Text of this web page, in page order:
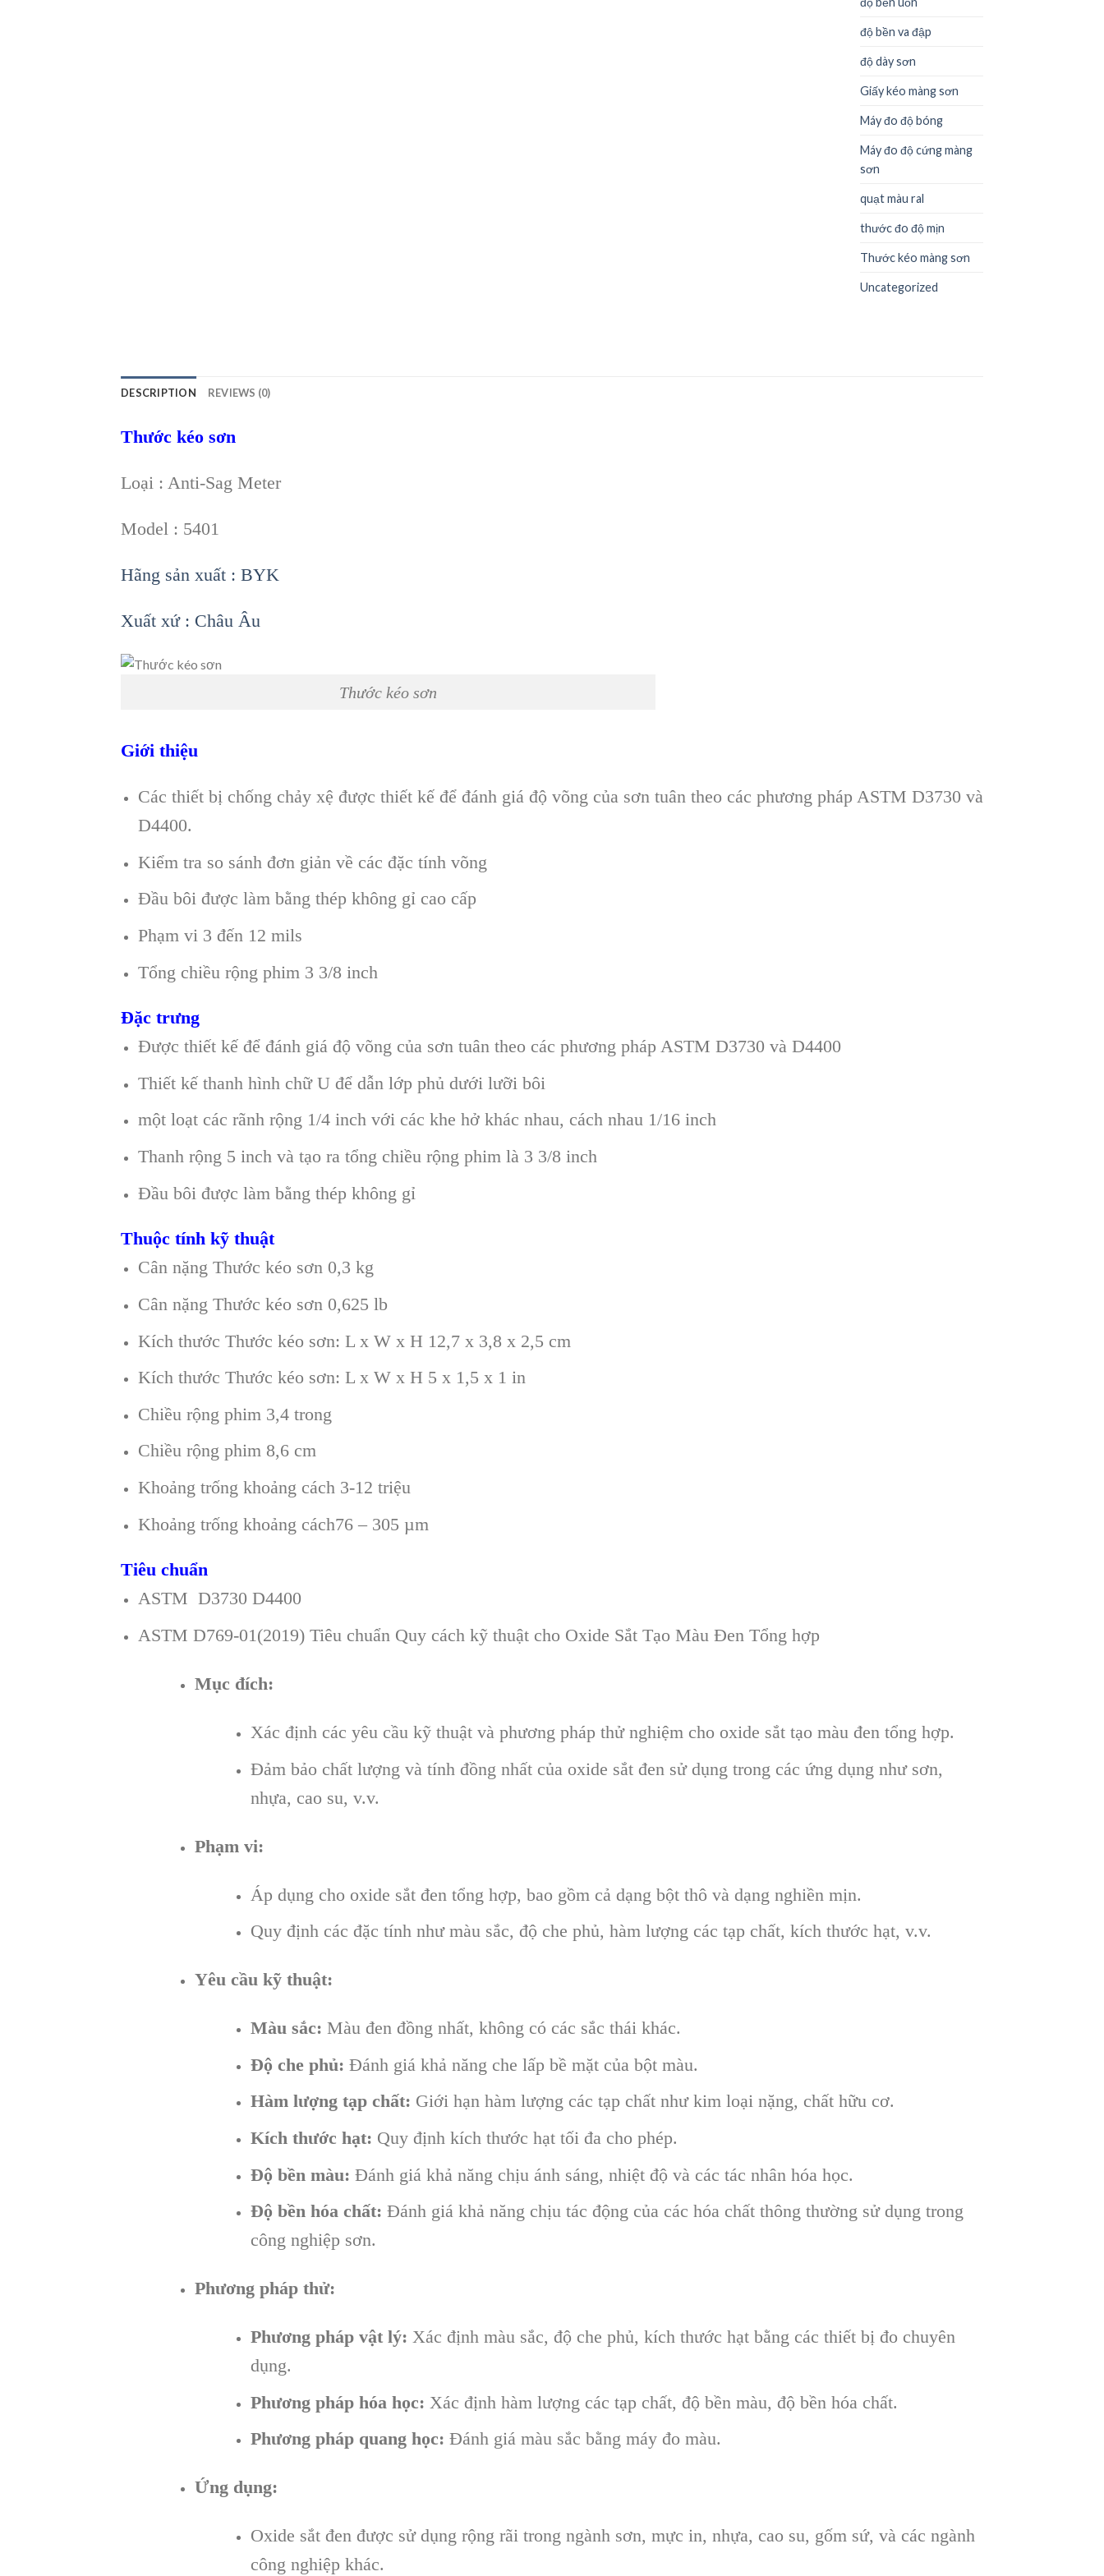
độ bền va đập
độ dày sơn
Giấy kéo màng sơn
Máy đo độ bóng
Máy đo độ cứng màng
sơn
quạt màu ral
thước đo độ mịn
Thước kéo màng sơn
Uncategorized
DESCRIPTION REVIEWS (0)
Thước kéo sơn
Loại : Anti-Sag Meter
Model : 5401
Hãng sản xuất : BYK
Xuất xứ : Châu Âu
Thước kéo sơn
Giới thiệu
Các thiết bị chống chảy xệ được thiết kế để đánh giá độ võng của sơn tuân theo các phương pháp ASTM D3730 và
D4400.
Kiểm tra so sánh đơn giản về các đặc tính võng
Đầu bôi được làm bằng thép không gỉ cao cấp
Phạm vi 3 đến 12 mils
Tổng chiều rộng phim 3 3/8 inch
Đặc trưng
Được thiết kế để đánh giá độ võng của sơn tuân theo các phương pháp ASTM D3730 và D4400
Thiết kế thanh hình chữ U để dẫn lớp phủ dưới lưỡi bôi
một loạt các rãnh rộng 1/4 inch với các khe hở khác nhau, cách nhau 1/16 inch
Thanh rộng 5 inch và tạo ra tổng chiều rộng phim là 3 3/8 inch
Đầu bôi được làm bằng thép không gỉ
Thuộc tính kỹ thuật
Cân nặng Thước kéo sơn 0,3 kg
Cân nặng Thước kéo sơn 0,625 lb
Kích thước Thước kéo sơn: L x W x H 12,7 x 3,8 x 2,5 cm
Kích thước Thước kéo sơn: L x W x H 5 x 1,5 x 1 in
Chiều rộng phim 3,4 trong
Chiều rộng phim 8,6 cm
Khoảng trống khoảng cách 3-12 triệu
Khoảng trống khoảng cách76 – 305 µm
Tiêu chuẩn
ASTM D3730 D4400
ASTM D769-01(2019) Tiêu chuẩn Quy cách kỹ thuật cho Oxide Sắt Tạo Màu Đen Tổng hợp
Mục đích:
Xác định các yêu cầu kỹ thuật và phương pháp thử nghiệm cho oxide sắt tạo màu đen tổng hợp.
Đảm bảo chất lượng và tính đồng nhất của oxide sắt đen sử dụng trong các ứng dụng như sơn,
nhựa, cao su, v.v.
Phạm vi:
Áp dụng cho oxide sắt đen tổng hợp, bao gồm cả dạng bột thô và dạng nghiền mịn.
Quy định các đặc tính như màu sắc, độ che phủ, hàm lượng các tạp chất, kích thước hạt, v.v.
Yêu cầu kỹ thuật:
Màu sắc: Màu đen đồng nhất, không có các sắc thái khác.
Độ che phủ: Đánh giá khả năng che lấp bề mặt của bột màu.
Hàm lượng tạp chất: Giới hạn hàm lượng các tạp chất như kim loại nặng, chất hữu cơ.
Kích thước hạt: Quy định kích thước hạt tối đa cho phép.
Độ bền màu: Đánh giá khả năng chịu ánh sáng, nhiệt độ và các tác nhân hóa học.
Độ bền hóa chất: Đánh giá khả năng chịu tác động của các hóa chất thông thường sử dụng trong
công nghiệp sơn.
Phương pháp thử:
Phương pháp vật lý: Xác định màu sắc, độ che phủ, kích thước hạt bằng các thiết bị đo chuyên
dụng.
Phương pháp hóa học: Xác định hàm lượng các tạp chất, độ bền màu, độ bền hóa chất.
Phương pháp quang học: Đánh giá màu sắc bằng máy đo màu.
Ứng dụng:
Oxide sắt đen được sử dụng rộng rãi trong ngành sơn, mực in, nhựa, cao su, gốm sứ, và các ngành
công nghiệp khác.